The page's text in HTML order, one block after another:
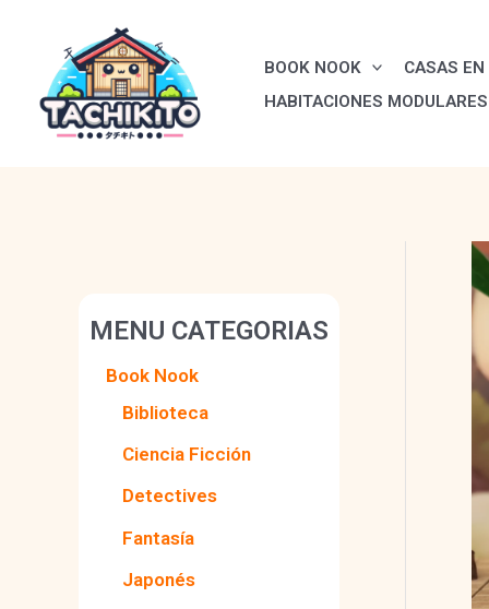
contenido
BOOK NOOK
CASAS
HABITACIONES
MENU CATEGORIAS
Book Nook
Biblioteca
Ciencia Ficción
Detectives
Fantasía
Japonés